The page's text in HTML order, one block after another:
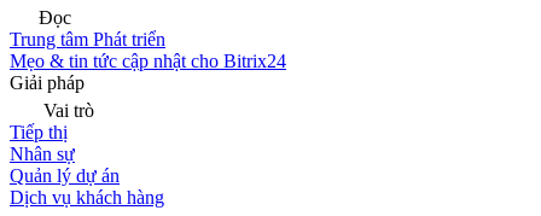
Đọc
Trung tâm Phát triển
Mẹo & tin tức cập nhật cho Bitrix24
Giải pháp
Vai trò
Tiếp thị
Nhân sự
Quản lý dự án
Dịch vụ khách hàng